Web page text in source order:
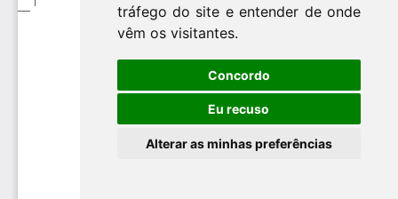
tráfego do site e entender de onde
vêm os visitantes.
Concordo
Eu recuso
Alterar as minhas preferências